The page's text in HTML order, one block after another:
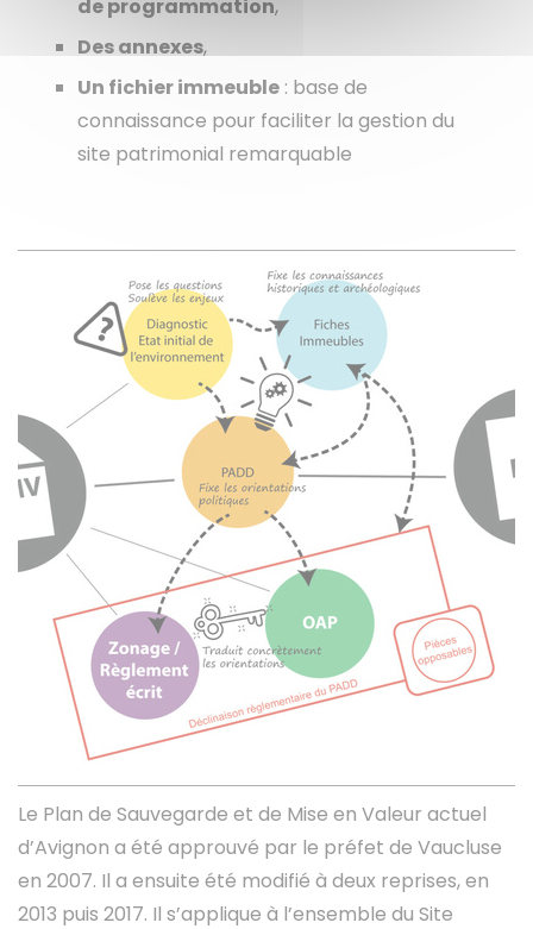
de programmation,
Des annexes,
Un fichier immeuble : base de
connaissance pour faciliter la gestion du
site patrimonial remarquable
Le Plan de Sauvegarde et de Mise en Valeur actuel
d’Avignon a été approuvé par le préfet de Vaucluse
en 2007. Il a ensuite été modifié à deux reprises, en
2013 puis 2017. Il s’applique à l’ensemble du Site